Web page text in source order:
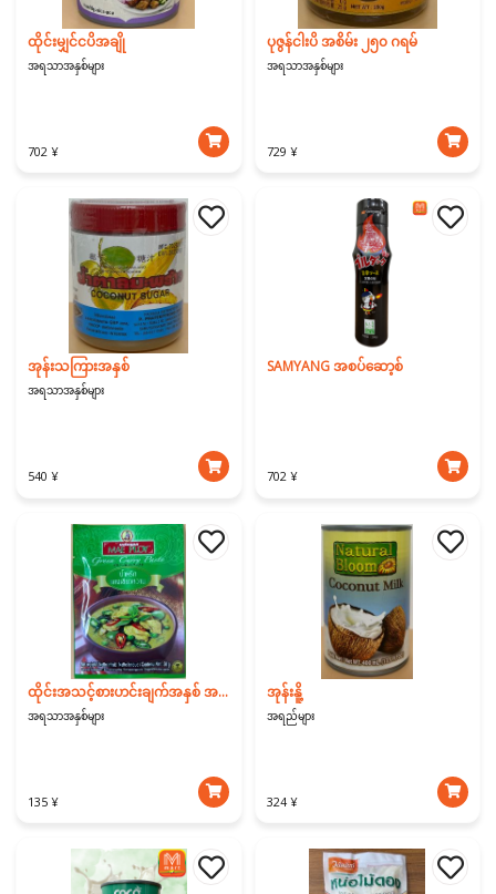
ထိုင်းမျှင်ငပိအချို
အရသာအနှစ်များ
702 ¥
ပုဇွန်ငါးပိ အစိမ်း ၂၅၀ ဂရမ်
အရသာအနှစ်များ
729 ¥
အုန်းသကြားအနှစ်
အရသာအနှစ်များ
540 ¥
SAMYANG အစပ်ဆော့စ်
702 ¥
ထိုင်းအသင့်စားဟင်းချက်အနှစ် အစိမ်းရောင်
အရသာအနှစ်များ
135 ¥
အုန်းနိူ့
အရည်များ
324 ¥